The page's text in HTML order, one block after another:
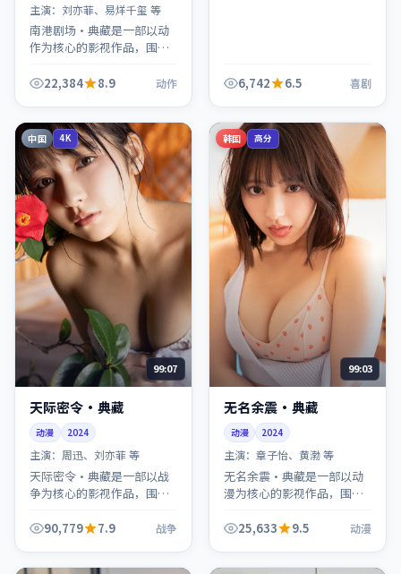
主演： 刘亦菲、易烊千玺 等
南港剧场·典藏是一部以动
作为核心的影视作品，围绕
开，整体节奏紧凑，值得推
22,384 8.9 动作 6,742 6.5 喜剧
中国 4K
99:07
天际密令·典藏
动漫 2024
主演： 周迅、刘亦菲 等
天际密令·典藏是一部以战
争为核心的影视作品，围绕
开，整体节奏紧凑，值得推
90,779 7.9 战争
韩国 高分
99:03
无名余震·典藏
动漫 2024
主演：章子怡、黄渤 等
无名余震·典藏是一部以动
漫为核心的影视作品，围绕
开，整体节奏紧凑，值得推
25,633 9.5 动漫